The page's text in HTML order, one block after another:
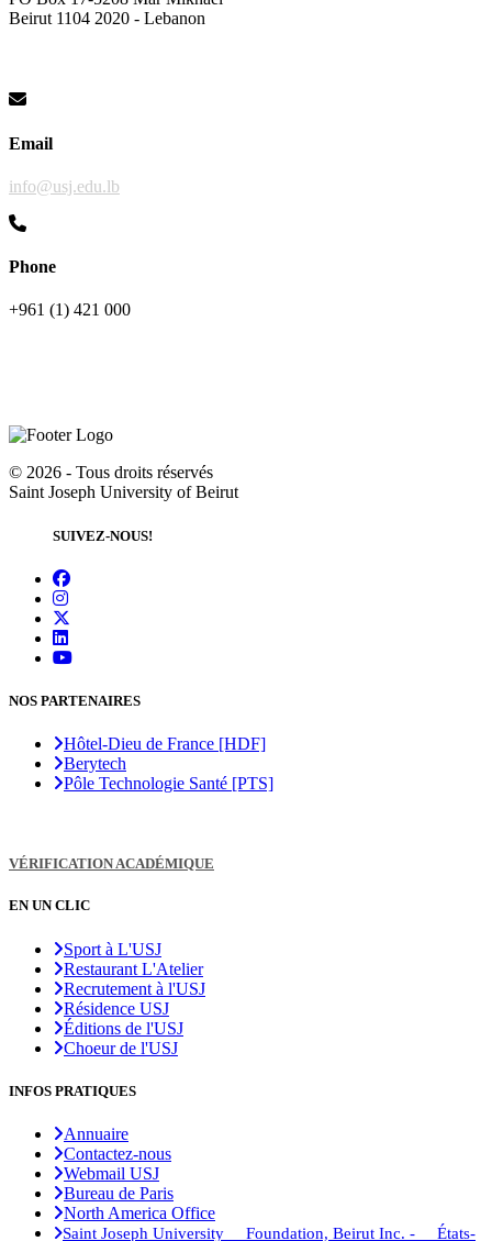
Beirut 1104 2020 - Lebanon
Email
info@usj.edu.lb
Phone
+961 (1) 421 000
© 2026 - Tous droits réservés
Saint Joseph University of Beirut
SUIVEZ-NOUS!
NOS PARTENAIRES
Hôtel-Dieu de France [HDF]
Berytech
Pôle Technologie Santé [PTS]
VÉRIFICATION ACADÉMIQUE
EN UN CLIC
Sport à L'USJ
Restaurant L'Atelier
Recrutement à l'USJ
Résidence USJ
Éditions de l'USJ
Choeur de l'USJ
INFOS PRATIQUES
Annuaire
Contactez-nous
Webmail USJ
Bureau de Paris
North America Office
Saint Joseph University Foundation, Beirut Inc. - États-